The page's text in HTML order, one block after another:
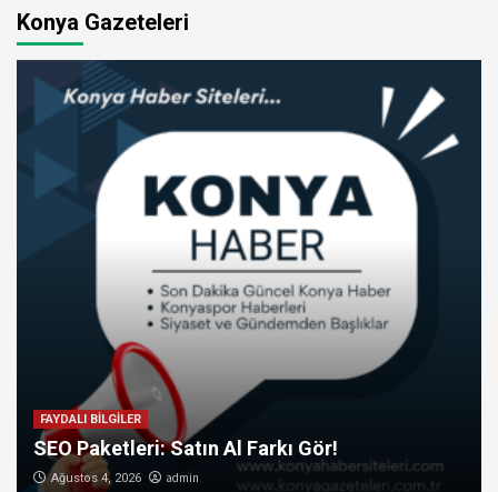
Konya Gazeteleri
FAYDALI BİLGİLER
SEO Paketleri: Satın Al Farkı Gör!
Ağustos 4, 2026 admin